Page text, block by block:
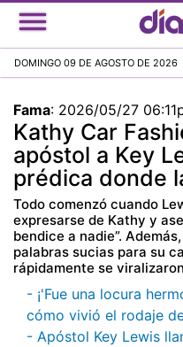
DOMINGO 09 DE AGOSTO DE 2026
Fama: 2026/05/27
Kathy Car
apóstol a Key
prédica donde
Todo comenzó cuando
expresarse de Kathy y
bendice a nadie”.
palabras sucias para su
rápidamente se
- ¡'Fue una locura
cómo vivió el rodaje
- Apóstol Key Lewis